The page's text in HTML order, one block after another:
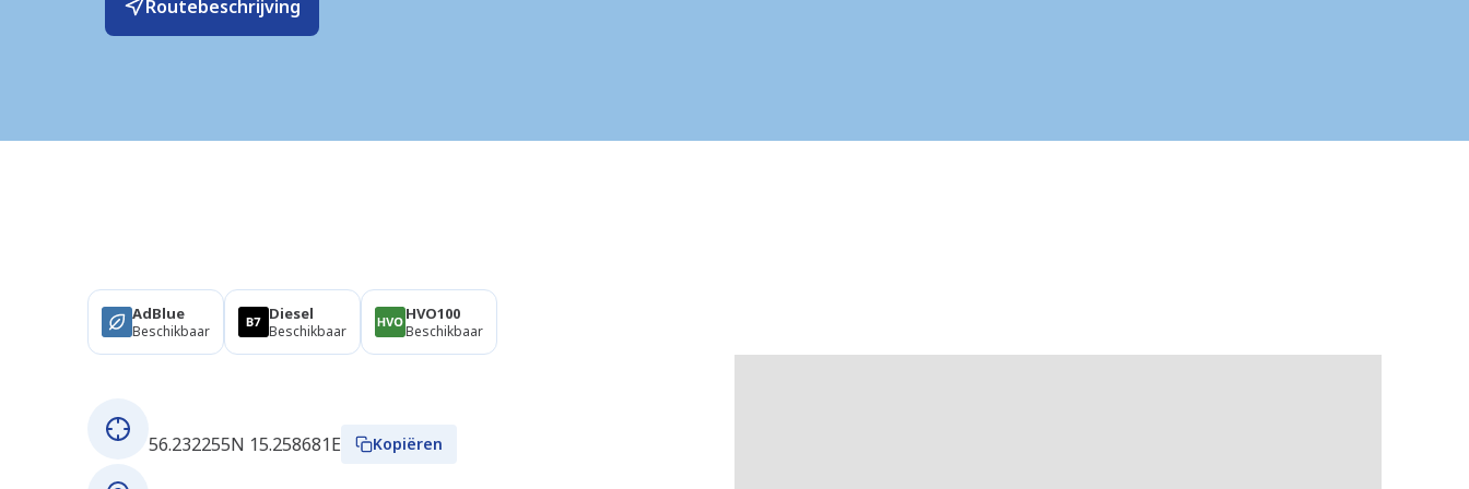
Routebeschrijving
AdBlue
Beschikbaar
Diesel
Beschikbaar
HVO100
Beschikbaar
56.232255N 15.258681E
Kopiëren